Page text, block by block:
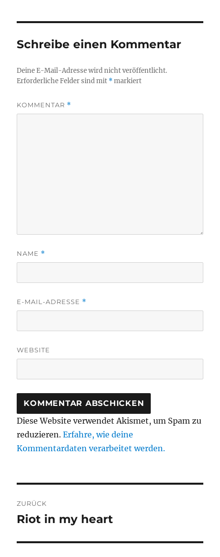
Schreibe einen Kommentar
Deine E-Mail-Adresse wird nicht veröffentlicht.
Erforderliche Felder sind mit *markiert
KOMMENTAR *
NAME *
E-MAIL-ADRESSE *
WEBSITE
Diese Website verwendet Akismet, um Spam zu
reduzieren.Erfahre, wie deine
Kommentardaten verarbeitet werden.
ZURÜCK
Vorheriger
Riot in my heart